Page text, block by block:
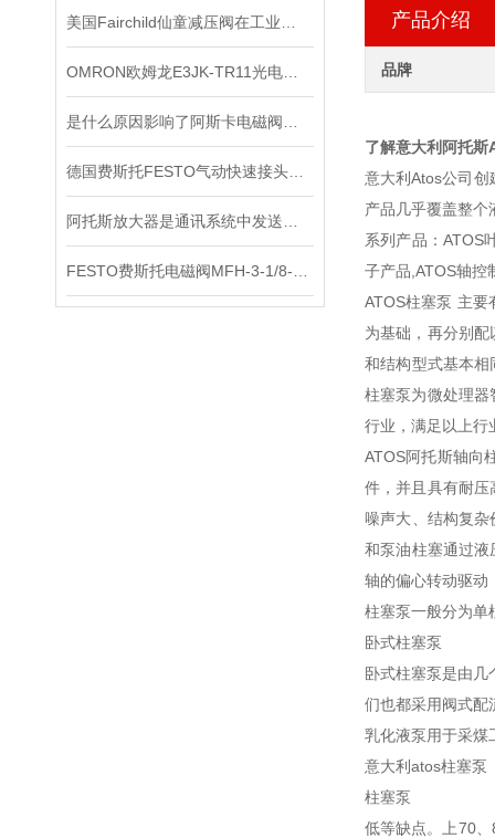
产品介绍
品牌
了解意大利阿托斯
意大利Atos公司创
产品几乎覆盖整个
系列产品：ATOS
子产品,ATOS轴控
ATOS柱塞泵 主要
为基础，再分别
和结构型式基本
柱塞泵为微处理
行业，满足以上行
ATOS阿托斯轴向
件，并且具有耐
噪声大、结构复
和泵油柱塞通过
轴的偏心转动驱动
柱塞泵一般分为单
卧式柱塞泵
卧式柱塞泵是由几
们也都采用阀式配
乳化液泵用于采煤
意大利atos柱塞泵
柱塞泵
低等缺点。上70